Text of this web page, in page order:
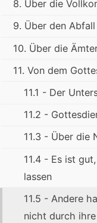
8. Über die
9. Über den
10. Über die
11. Von dem
11.1 - Der
11.2 -
11.3 - Über die
11.4 - Es ist
lassen
11.5 - Andere
nicht durch